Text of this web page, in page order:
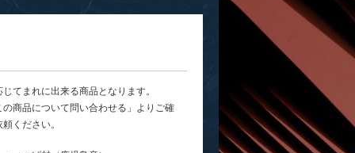
てまれに出来る商品となります。
の商品について問い合わせる」よりご確
ください。